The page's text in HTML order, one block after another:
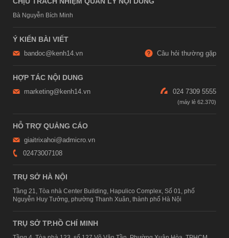
Bà Nguyễn Bích Minh
Ý KIẾN BÀI VIẾT
bandoc@kenh14.vn Câu hỏi thường gặp
HỢP TÁC NỘI DUNG
marketing@kenh14.vn 024 7309 5555
HỖ TRỢ QUẢNG CÁO
giaitrixahoi@admicro.vn
02473007108
TRỤ SỞ HÀ NỘI
Tầng 21, Tòa nhà Center Building, Hapulico Complex, Số 01, phố
Nguyễn Huy Tưởng, phường Thanh Xuân, thành phố Hà Nội
TRỤ SỞ TP.HỒ CHÍ MINH